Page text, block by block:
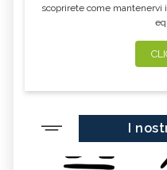
scoprirete come mantenervi
I